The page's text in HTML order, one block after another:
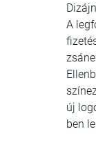
A
új
ben